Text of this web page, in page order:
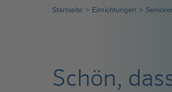
Startseite Einrichtungen
Schön,